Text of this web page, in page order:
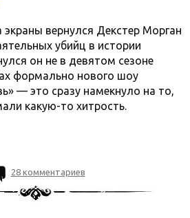
экраны вернулся Декстер Морган
убийц в истории
он не в девятом сезоне
формально нового шоу
— это сразу намекнуло на то,
какую-то хитрость.
28 комментариев